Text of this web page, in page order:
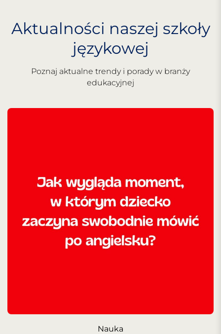
Aktualności naszej szkoły
językowej
Poznaj aktualne trendy i porady w branży
edukacyjnej
Nauka